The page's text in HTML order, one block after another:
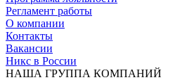
Регламент работы
О компании
Контакты
Вакансии
Никс в России
НАША ГРУППА КОМПАНИЙ